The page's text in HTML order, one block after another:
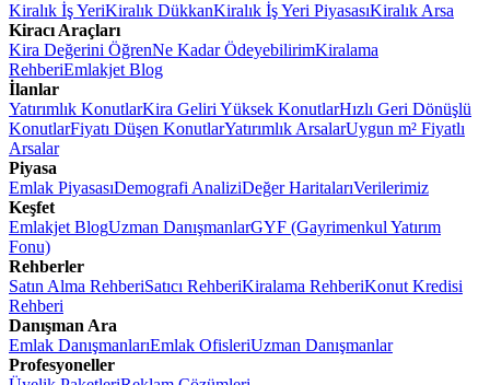
Kiralık İş YeriKiralık DükkanKiralık İş Yeri PiyasasıKiralık Arsa
Kiracı Araçları
Kira Değerini ÖğrenNe Kadar ÖdeyebilirimKiralama
RehberiEmlakjet Blog
İlanlar
Yatırımlık KonutlarKira Geliri Yüksek KonutlarHızlı Geri Dönüşlü
KonutlarFiyatı Düşen KonutlarYatırımlık ArsalarUygun m² Fiyatlı
Arsalar
Piyasa
Emlak PiyasasıDemografi AnaliziDeğer HaritalarıVerilerimiz
Keşfet
Emlakjet BlogUzman DanışmanlarGYF (Gayrimenkul Yatırım
Fonu)
Rehberler
Satın Alma RehberiSatıcı RehberiKiralama RehberiKonut Kredisi
Rehberi
Danışman Ara
Emlak DanışmanlarıEmlak OfisleriUzman Danışmanlar
Profesyoneller